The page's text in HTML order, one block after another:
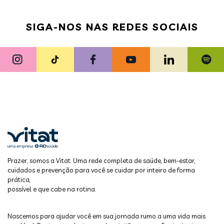
SIGA-NOS NAS REDES SOCIAIS
Prazer, somos a Vitat. Uma rede completa de saúde, bem-estar,
cuidados e prevenção para você se cuidar por inteiro de forma
prática,
possível e que cabe na rotina.
Nascemos para ajudar você em sua jornada rumo a uma vida mais